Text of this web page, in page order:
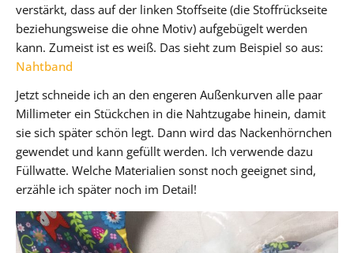
verstärkt, dass auf der linken Stoffseite (die Stoffrückseite
beziehungsweise die ohne Motiv) aufgebügelt werden
kann. Zumeist ist es weiß. Das sieht zum Beispiel so aus:
Nahtband
Jetzt schneide ich an den engeren Außenkurven alle paar
Millimeter ein Stückchen in die Nahtzugabe hinein, damit
sie sich später schön legt. Dann wird das Nackenhörnchen
gewendet und kann gefüllt werden. Ich verwende dazu
Füllwatte. Welche Materialien sonst noch geeignet sind,
erzähle ich später noch im Detail!